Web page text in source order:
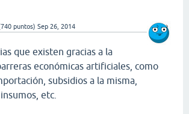
740 puntos) Sep 26, 2014
que existen gracias a la
económicas artificiales, como
subsidios a la misma,
etc.